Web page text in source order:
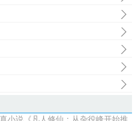
小说《凡人修仙：从杂役峰开始推